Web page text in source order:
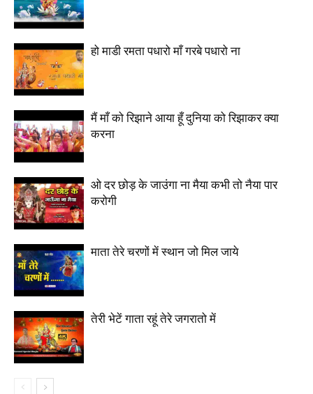
हो माडी रमता पधारो माँ गरबे पधारो ना
मैं माँ को रिझाने आया हूँ दुनिया को रिझाकर क्या
करना
ओ दर छोड़ के जाउंगा ना मैया कभी तो नैया पार
करोगी
माता तेरे चरणों में स्थान जो मिल जाये
तेरी भेटें गाता रहूं तेरे जगरातो में